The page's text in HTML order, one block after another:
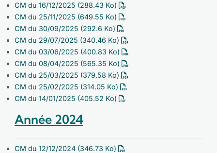
CM du 16/12/2025 (288.43 Ko)
CM du 25/11/2025 (649.55 Ko)
CM du 30/09/2025 (292.6 Ko)
CM du 29/07/2025 (340.46 Ko)
CM du 03/06/2025 (400.83 Ko)
CM du 08/04/2025 (565.35 Ko)
CM du 25/03/2025 (379.58 Ko)
CM du 25/02/2025 (314.05 Ko)
CM du 14/01/2025 (405.52 Ko)
Année 2024
CM du 12/12/2024 (346.73 Ko)